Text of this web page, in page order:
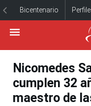
Bicentenario
Nicomedes
cumplen 32
maestro de